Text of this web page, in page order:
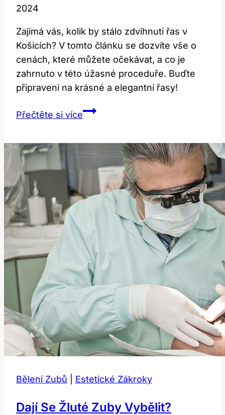
2024
Zajímá vás, kolik by stálo zdvihnutí řas v
Košicích? V tomto článku se dozvíte vše o
cenách, které můžete očekávat, a co je
zahrnuto v této úžasné proceduře. Buďte
připraveni na krásné a elegantní řasy!
Přečtěte si víceCeny
Košicích:
Očekávat?
Bělení Zubů Estetické Zákroky
Dají Se Žluté Zuby Vybělit?